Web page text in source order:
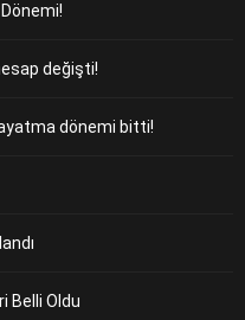
değişti!
dönemi bitti!
Belli Oldu